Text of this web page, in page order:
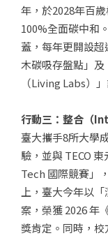
年，於2028年百
100%全面碳中和
蓋，每年更開設
木碳吸存盤點」
（Living Labs）
行動三：整合（
臺大攜手8所大學
驗，並與 TECO
Tech 國際競賽」
上，臺大今年以
案，榮獲 2026 年
獎肯定。同時，